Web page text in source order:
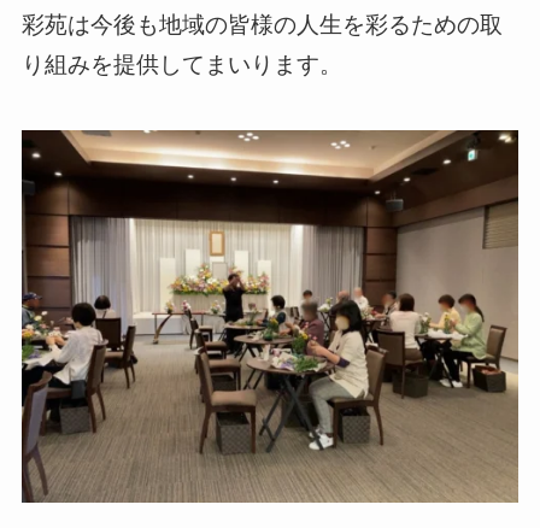
彩苑は今後も地域の皆様の人生を彩るための取
り組みを提供してまいります。